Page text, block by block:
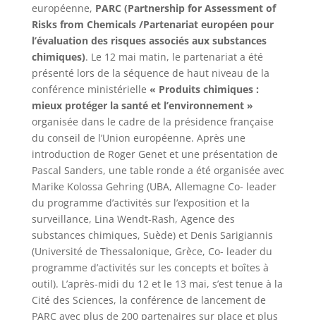
européenne, PARC (Partnership for Assessment of
Risks from Chemicals /Partenariat européen pour
l’évaluation des risques associés aux substances
chimiques). Le 12 mai matin, le partenariat a été
présenté lors de la séquence de haut niveau de la
conférence ministérielle « Produits chimiques :
mieux protéger la santé et l’environnement »
organisée dans le cadre de la présidence française
du conseil de l’Union européenne. Après une
introduction de Roger Genet et une présentation de
Pascal Sanders, une table ronde a été organisée avec
Marike Kolossa Gehring (UBA, Allemagne Co- leader
du programme d’activités sur l’exposition et la
surveillance, Lina Wendt-Rash, Agence des
substances chimiques, Suède) et Denis Sarigiannis
(Université de Thessalonique, Grèce, Co- leader du
programme d’activités sur les concepts et boîtes à
outil). L’après-midi du 12 et le 13 mai, s’est tenue à la
Cité des Sciences, la conférence de lancement de
PARC avec plus de 200 partenaires sur place et plus